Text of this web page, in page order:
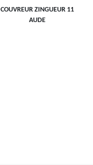
COUVREUR ZINGUEUR 11
AUDE